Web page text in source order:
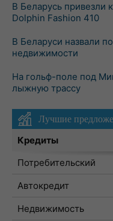
В Беларусь привезли
Dolphin Fashion 410
В Беларуси назвали
недвижимости
На гольф-поле под
лыжную трассу
Лучшие
Кредиты
Потребительский
Автокредит
Недвижимость